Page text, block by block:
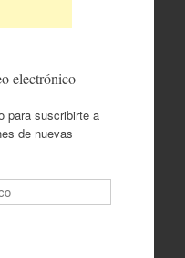
electrónico
para suscribirte a
de nuevas